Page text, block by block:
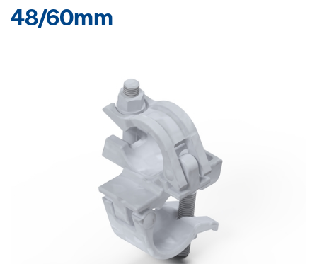
48/60mm